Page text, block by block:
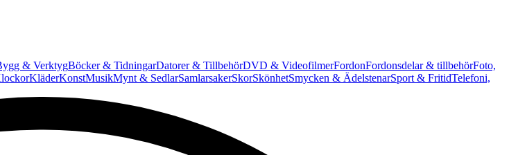
& VerktygBöcker & TidningarDatorer & TillbehörDVD & VideofilmerFordonFordonsdelar & tillbehörFoto,
KläderKonstMusikMynt & SedlarSamlarsakerSkorSkönhetSmycken & ÄdelstenarSport & FritidTelefoni,